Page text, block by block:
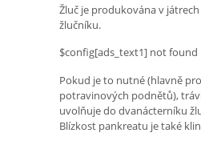
Žluč je produkována v
žlučníku.
$config[ads_text1] not found
Pokud je to nutné (hlavně
potravinových podnětů),
uvolňuje do dvanácterníku
Blízkost pankreatu je také